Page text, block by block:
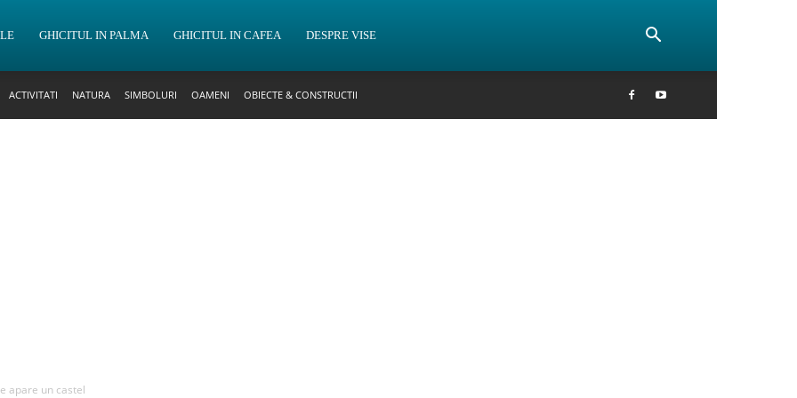
GHICITUL IN PALMA GHICITUL IN CAFEA DESPRE VISE
ACTIVITATI NATURA SIMBOLURI OAMENI OBIECTE & CONSTRUCTII
apare un castel